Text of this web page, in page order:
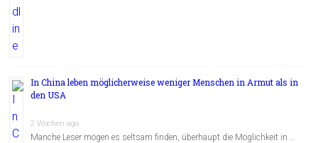
In China leben möglicherweise weniger Menschen in Armut als in
den USA
2 Wochen ago
Manche Leser mögen es seltsam finden, überhaupt die Möglichkeit in …